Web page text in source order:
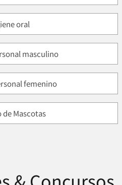
oral
masculino
femenino
de Mascotas